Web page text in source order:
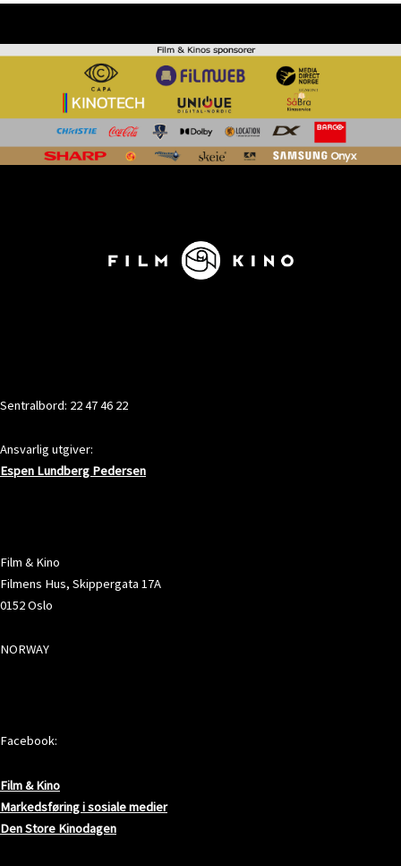
Sentralbord: 22 47 46 22
Ansvarlig utgiver:
Espen Lundberg Pedersen
Film & Kino
Filmens Hus, Skippergata 17A
0152 Oslo
NORWAY
Facebook:
Film & Kino
Markedsføring i sosiale medier
Den Store Kinodagen